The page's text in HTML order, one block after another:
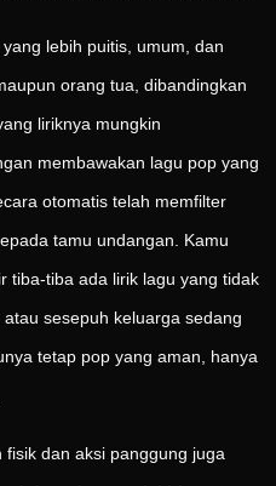
lebih puitis, umum, dan
orang tua, dibandingkan
liriknya mungkin
membawakan lagu pop yang
otomatis telah memfilter
tamu undangan. Kamu
tiba-tiba ada lirik lagu yang tidak
sesepuh keluarga sedang
tetap pop yang aman, hanya
dan aksi panggung juga